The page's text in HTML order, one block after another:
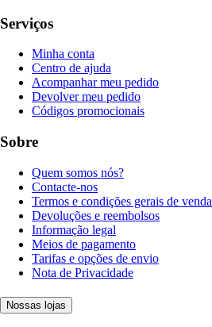
Serviços
Minha conta
Centro de ajuda
Acompanhar meu pedido
Devolver meu pedido
Códigos promocionais
Sobre
Quem somos nós?
Contacte-nos
Termos e condições gerais de venda
Devoluções e reembolsos
Informação legal
Meios de pagamento
Tarifas e opções de envio
Nota de Privacidade
Nossas lojas